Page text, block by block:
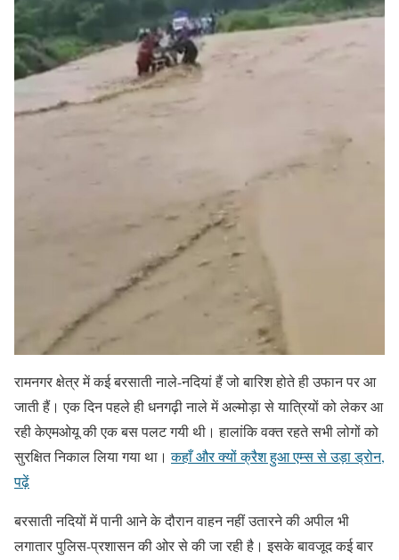
रामनगर क्षेत्र में कई बरसाती नाले-नदियां हैं जो बारिश होते ही उफान पर आ
जाती हैं। एक दिन पहले ही धनगढ़ी नाले में अल्मोड़ा से यात्रियों को लेकर आ
रही केएमओयू की एक बस पलट गयी थी। हालांकि वक्त रहते सभी लोगों को
सुरक्षित निकाल लिया गया था।कहाँ और क्यों क्रैश हुआ एम्स से उड़ा ड्रोन,
पढ़ें
बरसाती नदियों में पानी आने के दौरान वाहन नहीं उतारने की अपील भी
लगातार पुलिस-प्रशासन की ओर से की जा रही है। इसके बावजूद कई बार